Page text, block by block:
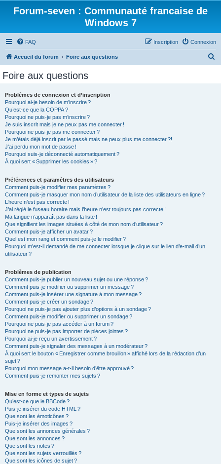
Forum-seven : Communauté francaise de
Windows 7
FAQ Connexion
Inscription
Accueil du forum Foire aux questions
Foire aux questions
Problèmes de connexion et d’inscription
Pourquoi ai-je besoin de m’inscrire ?
Qu’est-ce que la COPPA ?
Pourquoi ne puis-je pas m’inscrire ?
Je suis inscrit mais je ne peux pas me connecter !
Pourquoi ne puis-je pas me connecter ?
Je m’étais déjà inscrit par le passé mais ne peux plus me connecter ?!
J’ai perdu mon mot de passe !
Pourquoi suis-je déconnecté automatiquement ?
À quoi sert « Supprimer les cookies » ?
Préférences et paramètres des utilisateurs
Comment puis-je modifier mes paramètres ?
Comment puis-je masquer mon nom d’utilisateur de la liste des utilisateurs en ligne ?
L’heure n’est pas correcte !
J’ai réglé le fuseau horaire mais l’heure n’est toujours pas correcte !
Ma langue n’apparaît pas dans la liste !
Que signifient les images situées à côté de mon nom d’utilisateur ?
Comment puis-je afficher un avatar ?
Quel est mon rang et comment puis-je le modifier ?
Pourquoi m’est-il demandé de me connecter lorsque je clique sur le lien d’e-mail d’un
utilisateur ?
Problèmes de publication
Comment puis-je publier un nouveau sujet ou une réponse ?
Comment puis-je modifier ou supprimer un message ?
Comment puis-je insérer une signature à mon message ?
Comment puis-je créer un sondage ?
Pourquoi ne puis-je pas ajouter plus d’options à un sondage ?
Comment puis-je modifier ou supprimer un sondage ?
Pourquoi ne puis-je pas accéder à un forum ?
Pourquoi ne puis-je pas importer de pièces jointes ?
Pourquoi ai-je reçu un avertissement ?
Comment puis-je signaler des messages à un modérateur ?
À quoi sert le bouton « Enregistrer comme brouillon » affiché lors de la rédaction d’un
sujet ?
Pourquoi mon message a-t-il besoin d’être approuvé ?
Comment puis-je remonter mes sujets ?
Mise en forme et types de sujets
Qu’est-ce que le BBCode ?
Puis-je insérer du code HTML ?
Que sont les émoticônes ?
Puis-je insérer des images ?
Que sont les annonces générales ?
Que sont les annonces ?
Que sont les notes ?
Que sont les sujets verrouillés ?
Que sont les icônes de sujet ?